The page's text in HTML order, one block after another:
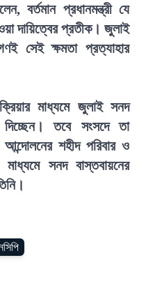
বর্তমান প্রধানমন্ত্রী যে
দায়িত্বের প্রতীক। জুলাই
সেই ক্ষমতা প্রত্যাহার
মাধ্যমে জুলাই সনদ
দিচ্ছেন। তবে সংসদে তা
শহীদ পরিবার ও
সনদ বাস্তবায়নের